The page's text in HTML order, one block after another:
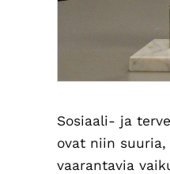
Sosiaali- ja
ovat niin
vaarantavia